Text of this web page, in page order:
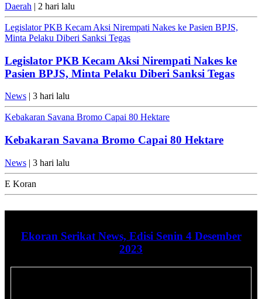
Daerah | 2 hari lalu
Legislator PKB Kecam Aksi Nirempati Nakes ke Pasien BPJS,
Minta Pelaku Diberi Sanksi Tegas
Legislator PKB Kecam Aksi Nirempati Nakes ke
Pasien BPJS, Minta Pelaku Diberi Sanksi Tegas
News | 3 hari lalu
Kebakaran Savana Bromo Capai 80 Hektare
Kebakaran Savana Bromo Capai 80 Hektare
News | 3 hari lalu
E Koran
Ekoran Serikat News, Edisi Senin 4 Desember
2023